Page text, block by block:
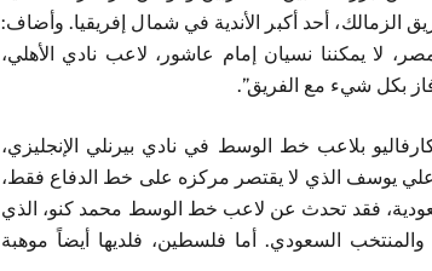
الزمالك، أحد أكبر الأندية في شمال إفريقيا. وأضاف:
لا يمكننا نسيان إمام عاشور، لاعب نادي الأهلي،
بكل شيء مع الفريق”.
بلاعب خط الوسط في نادي بيرنلي الإنجليزي،
علي يوسف الذي لا يقتصر مركزه على خط الدفاع فقط،
فقد تحدث عن لاعب خط الوسط محمد كنو، الذي
السعودي. أما فلسطين، فلديها أيضاً موهبة